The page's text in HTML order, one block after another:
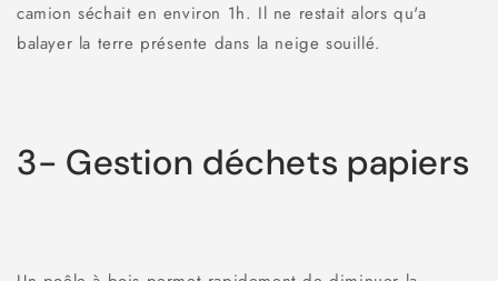
camion séchait en environ 1h. Il ne restait alors qu'a
balayer la terre présente dans la neige souillé.
3- Gestion déchets papiers